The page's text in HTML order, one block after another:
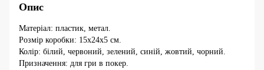
Опис
Матеріал: пластик, метал.
Розмір коробки: 15x24x5 см.
Колір: білий, червоний, зелений, синій, жовтий, чорний.
Призначення: для гри в покер.